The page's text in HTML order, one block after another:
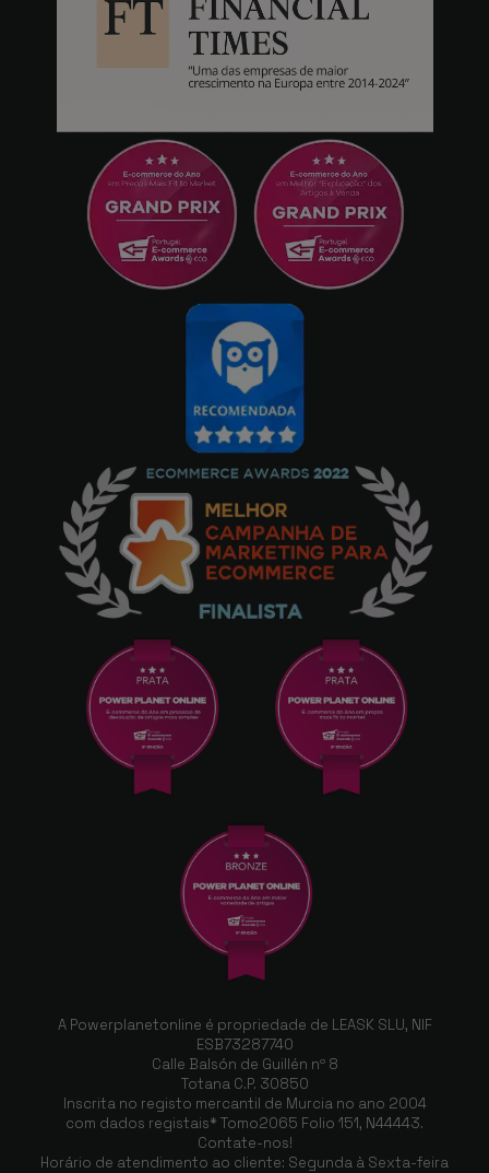
A Powerplanetonline é propriedade de LEASK SLU, NIF
ESB73287740
Calle Balsón de Guillén nº 8
Totana C.P. 30850
Inscrita no registo mercantil de Murcia no ano 2004
com dados registais* Tomo2065 Folio 151, N44443.
Contate-nos!
Horário de atendimento ao cliente: Segunda à Sexta-feira